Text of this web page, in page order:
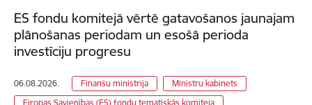
ES fondu komitejā vērtē gatavošanos jaunajam
plānošanas periodam un esošā perioda
investīciju progresu
06.08.2026. Finanšu ministrija
Ministru kabinets
Eiropas Savienības (ES) fondu tematiskās komiteja